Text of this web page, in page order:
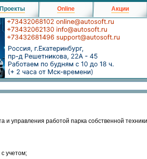
Проекты Online Акции
управления работой парка собственной
учетом;